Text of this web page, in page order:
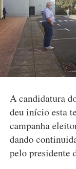
A candidatura
deu início esta
campanha
dando
pelo presidente